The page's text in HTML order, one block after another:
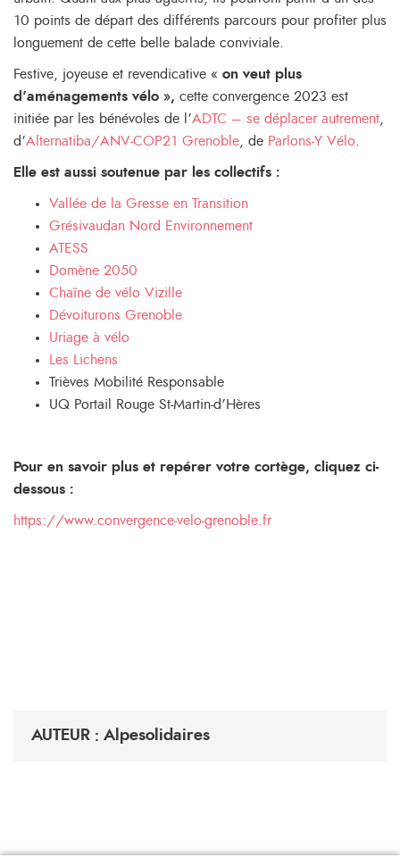
10 points de départ des différents parcours pour profiter plus
longuement de cette belle balade conviviale.
Festive, joyeuse et revendicative « on veut plus
d’aménagements vélo », cette convergence 2023 est
initiée par les bénévoles de l’ADTC – se déplacer autrement,
d’Alternatiba/ANV-COP21 Grenoble, de Parlons-Y Vélo.
Elle est aussi soutenue par les collectifs :
Vallée de la Gresse en Transition
Grésivaudan Nord Environnement
ATESS
Domène 2050
Chaîne de vélo Vizille
Dévoiturons Grenoble
Uriage à vélo
Les Lichens
Trièves Mobilité Responsable
UQ Portail Rouge St-Martin-d’Hères
Pour en savoir plus et repérer votre cortège, cliquez ci-
dessous :
https://www.convergence-velo-grenoble.fr
AUTEUR : Alpesolidaires